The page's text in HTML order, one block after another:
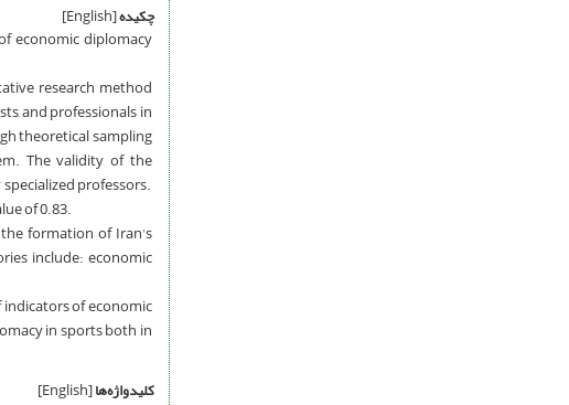
چکیده[English]
economic diplomacy
research method
and professionals in
theoretical sampling
The validity of the
professors.
of 0.83.
formation of Iran's
include: economic
of economic
in sports both in
کلیدواژه‌ها[English]